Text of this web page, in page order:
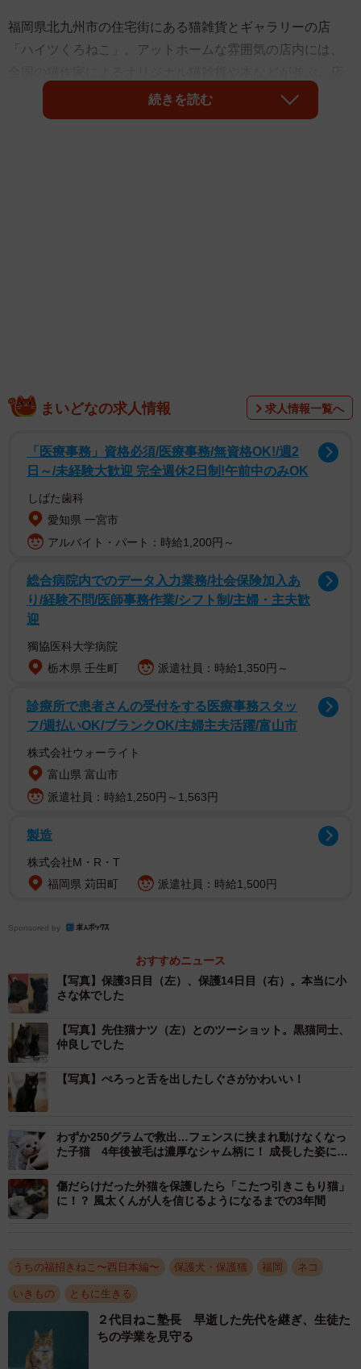
福岡県北九州市の住宅街にある猫雑貨とギャラリーの店
「ハイツくろねこ」。アットホームな雰囲気の店内には、
主で猫作家の山根史江さんは現在、8匹の猫（すべて保護
猫）とともに2階の自宅で暮らしている。1階の店舗にはそ
＊＊＊＊＊
山根さん カギと出会ったのは2020年8月。東京から北九
州に移住し、店を開いて1年が経った頃でした。朝、自転車
4、5羽、いっせいに飛び立ったので、なんだろうとカラス
たちがいた場所を見たら、地面に黒いものが2匹、もぞもぞ
と動いていて。よく見ると生後まだ1週間くらいの赤ちゃん
猫2匹だったんです。
はしていませんでしたが、もし私が通るのがもう少し遅か
ったらカラスの餌食になってしまっていたところでした。
すぐに助けて家に連れて帰ったものの、どうしたらいいの
かわからず、幸い猫のペットシッターさんの知人がいたの
で電話し、赤ちゃん猫の世話の仕方などを教えてもらいま
1匹は助けることができず3日後に亡くなってしまったので
すが、もう1匹は3時間に1回のミルクと排泄を主人と一緒に
由来はしっぽの先端が曲がった「カギしっぽ」だったか
ら。カギを救出したとき、店ではちょうど黒猫をテーマに
した作品の企画展「黒猫展」を開催していたため、「『ハ
イツくろねこ』さんが黒猫展の最中に、本物の黒猫を拾っ
た」と友人たちの間で話題になりました。
続きを読む
まいどなの求人情報 求人情報一覧へ
「医療事務」資格必須/医療事務/無資格OK!/週2
日～/未経験大歓迎 完全週休2日制!午前中のみOK
しばた歯科
愛知県 一宮市
アルバイト・パート：時給1,200円～
総合病院内でのデータ入力業務/社会保険加入あ
り/経験不問/医師事務作業/シフト制/主婦・主夫歓
迎
獨協医科大学病院
栃木県 壬生町
派遣社員：時給1,350円～
診療所で患者さんの受付をする医療事務スタッ
フ/週払いOK/ブランクOK/主婦主夫活躍/富山市
株式会社ウォーライト
富山県 富山市
派遣社員：時給1,250円～1,563円
製造
株式会社M・R・T
福岡県 苅田町
派遣社員：時給1,500円
Sponsored by
おすすめニュース
【写真】保護3日目（左）、保護14日目（右）。本当に小
さな体でした
【写真】先住猫ナツ（左）とのツーショット。黒猫同士、
仲良しでした
【写真】ぺろっと舌を出したしぐさがかわいい！
わずか250グラムで救出…フェンスに挟まれ動けなくなっ
た子猫 4年後被毛は濃厚なシャム柄に！ 成長した姿に
傷だらけだった外猫を保護したら「こたつ引きこもり猫」
に！？ 風太くんが人を信じるようになるまでの3年間
うちの福招きねこ〜西日本編〜 保護犬・保護猫 福岡 ネコ
いきもの ともに生きる
２代目ねこ塾長 早逝した先代を継ぎ、生徒た
ちの学業を見守る